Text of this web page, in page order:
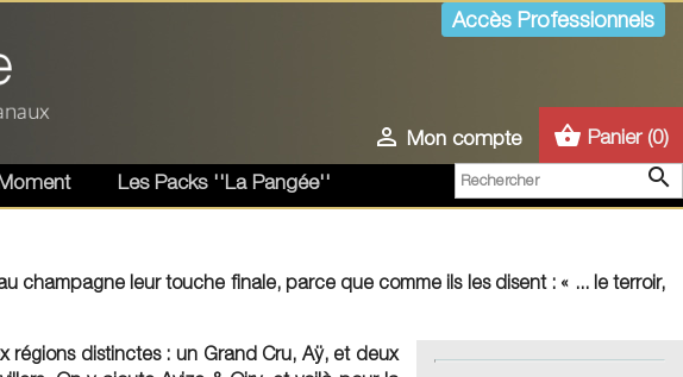
Accès Professionnels
 Mon compte shopping_basket Panier (0)

Les Packs ''La Pangée''
champagne leur touche finale, parce que comme ils les disent : « ... le terroir,
régions distinctes : un Grand Cru, Aÿ, et deux